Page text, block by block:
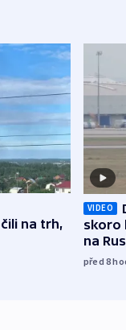
na trh,
VIDEO
skoro
na
před 8